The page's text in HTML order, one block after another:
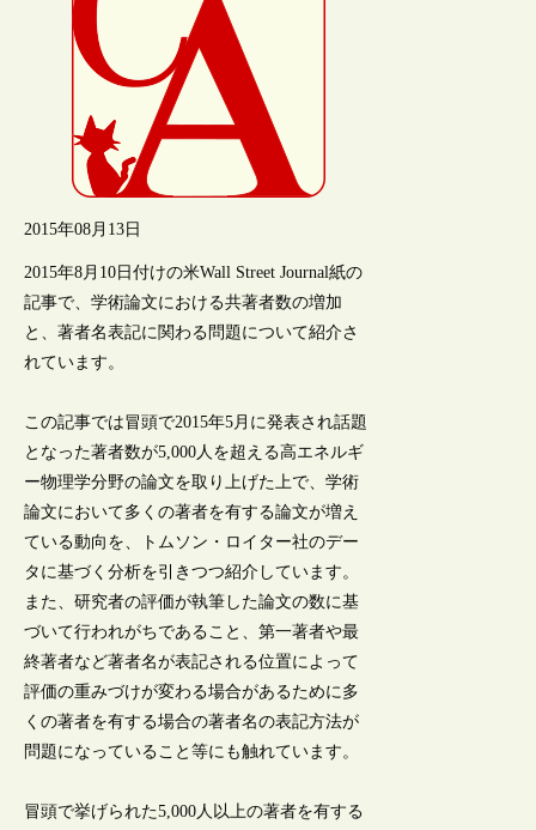
2015年08月13日
2015年8月10日付けの米Wall Street Journal紙の
記事で、学術論文における共著者数の増加
と、著者名表記に関わる問題について紹介さ
れています。
この記事では冒頭で2015年5月に発表され話題
となった著者数が5,000人を超える高エネルギ
ー物理学分野の論文を取り上げた上で、学術
論文において多くの著者を有する論文が増え
ている動向を、トムソン・ロイター社のデー
タに基づく分析を引きつつ紹介しています。
また、研究者の評価が執筆した論文の数に基
づいて行われがちであること、第一著者や最
終著者など著者名が表記される位置によって
評価の重みづけが変わる場合があるために多
くの著者を有する場合の著者名の表記方法が
問題になっていること等にも触れています。
冒頭で挙げられた5,000人以上の著者を有する